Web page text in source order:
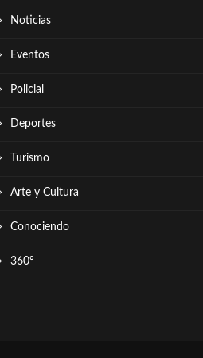
Noticias
Eventos
Policial
Deportes
Turismo
Arte y Cultura
Conociendo
360º